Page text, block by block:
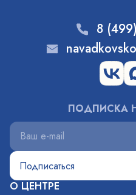
О ЦЕНТРЕ
8
ПОДПИСКА